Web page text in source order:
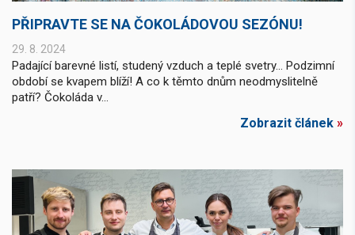
PŘIPRAVTE SE NA ČOKOLÁDOVOU SEZÓNU!
29. 8. 2024
Padající barevné listí, studený vzduch a teplé svetry… Podzimní
období se kvapem blíží! A co k těmto dnům neodmyslitelně
patří? Čokoláda v...
Zobrazit článek »